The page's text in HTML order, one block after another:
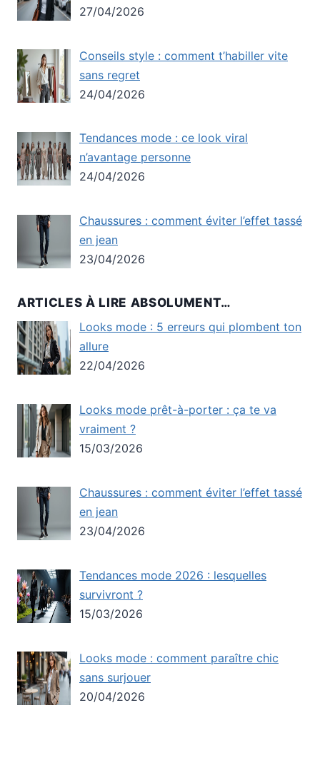
27/04/2026
Conseils style : comment t’habiller vite
sans regret
24/04/2026
Tendances mode : ce look viral
n’avantage personne
24/04/2026
Chaussures : comment éviter l’effet tassé
en jean
23/04/2026
ARTICLES À LIRE ABSOLUMENT…
Looks mode : 5 erreurs qui plombent ton
allure
22/04/2026
Looks mode prêt-à-porter : ça te va
vraiment ?
15/03/2026
Chaussures : comment éviter l’effet tassé
en jean
23/04/2026
Tendances mode 2026 : lesquelles
survivront ?
15/03/2026
Looks mode : comment paraître chic
sans surjouer
20/04/2026